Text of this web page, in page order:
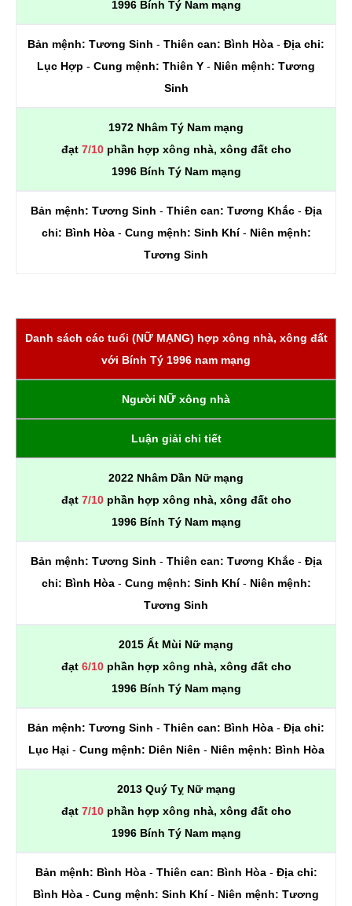
1996 Bính Tý Nam mạng
Bản mệnh: Tương Sinh - Thiên can: Bình Hòa - Địa chi:
Lục Hợp - Cung mệnh: Thiên Y - Niên mệnh: Tương
Sinh
1972 Nhâm Tý Nam mạng
đạt 7/10phần hợp xông nhà, xông đất cho
1996 Bính Tý Nam mạng
Bản mệnh: Tương Sinh - Thiên can: Tương Khắc- Địa
chi: Bình Hòa- Cung mệnh: Sinh Khí- Niên mệnh:
Tương Sinh
Danh sách các tuổi (NỮ MẠNG) hợp xông nhà, xông đất
với Bính Tý 1996 nam mạng
Người NỮ xông nhà
Luận giải chi tiết
2022 Nhâm Dần Nữ mạng
đạt 7/10phần hợp xông nhà, xông đất cho
1996 Bính Tý Nam mạng
Bản mệnh: Tương Sinh - Thiên can: Tương Khắc- Địa
chi: Bình Hòa- Cung mệnh: Sinh Khí- Niên mệnh:
Tương Sinh
2015 Ất Mùi Nữ mạng
đạt 6/10phần hợp xông nhà, xông đất cho
1996 Bính Tý Nam mạng
Bản mệnh: Tương Sinh - Thiên can: Bình Hòa - Địa chi:
Lục Hại - Cung mệnh: Diên Niên - Niên mệnh: Bình Hòa
2013 Quý Tỵ Nữ mạng
đạt 7/10phần hợp xông nhà, xông đất cho
1996 Bính Tý Nam mạng
Bản mệnh: Bình Hòa- Thiên can: Bình Hòa- Địa chi:
Bình Hòa - Cung mệnh: Sinh Khí- Niên mệnh: Tương